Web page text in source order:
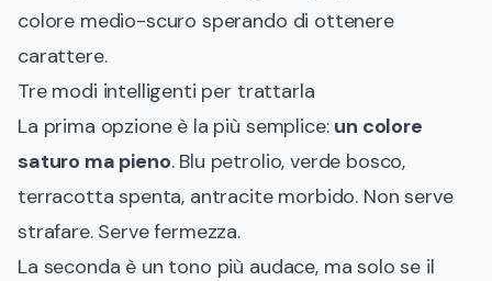
colore medio-scuro sperando di ottenere
carattere.
Tre modi intelligenti per trattarla
La prima opzione è la più semplice: un colore
saturo ma pieno. Blu petrolio, verde bosco,
terracotta spenta, antracite morbido. Non serve
strafare. Serve fermezza.
La seconda è un tono più audace, ma solo se il